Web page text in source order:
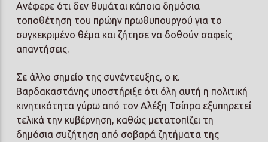
Ανέφερε ότι δεν θυμάται κάποια δημόσια
τοποθέτηση του πρώην πρωθυπουργού για το
συγκεκριμένο θέμα και ζήτησε να δοθούν σαφείς
απαντήσεις.
Σε άλλο σημείο της συνέντευξης, ο κ.
Βαρδακαστάνης υποστήριξε ότι όλη αυτή η πολιτική
κινητικότητα γύρω από τον Αλέξη Τσίπρα εξυπηρετεί
τελικά την κυβέρνηση, καθώς μετατοπίζει τη
δημόσια συζήτηση από σοβαρά ζητήματα της